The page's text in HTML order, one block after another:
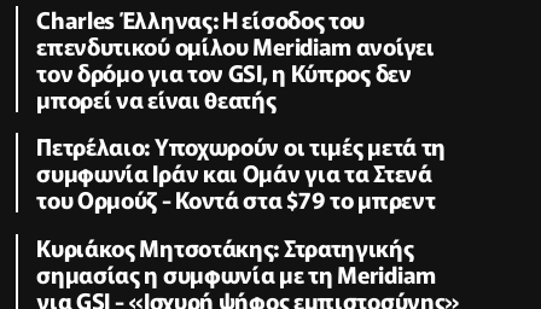
Charles Έλληνας: Η είσοδος του
επενδυτικού ομίλου Meridiam ανοίγει
τον δρόμο για τον GSI, η Κύπρος δεν
μπορεί να είναι θεατής
Πετρέλαιο: Υποχωρούν οι τιμές μετά τη
συμφωνία Ιράν και Ομάν για τα Στενά
του Ορμούζ - Κοντά στα $79 το μπρεντ
Κυριάκος Μητσοτάκης: Στρατηγικής
σημασίας η συμφωνία με τη Meridiam
για GSI - «Ισχυρή ψήφος εμπιστοσύνης»